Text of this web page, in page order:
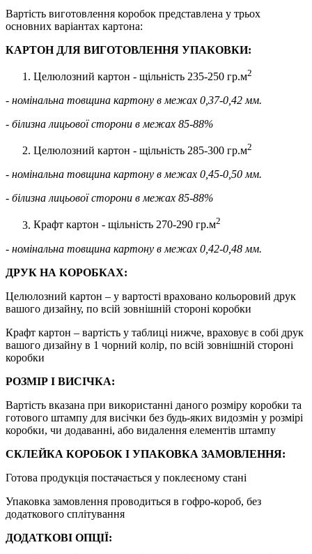
Вартість виготовлення коробок представлена у трьох
основних варіантах картона:
КАРТОН ДЛЯ ВИГОТОВЛЕННЯ УПАКОВКИ:
Целюлозний картон - щільність 235-250 гр.м2
- номінальна товщина картону в межах 0,37-0,42 мм.
- білизна лицьової сторони в межах 85-88%
Целюлозний картон - щільність 285-300 гр.м2
- номінальна товщина картону в межах 0,45-0,50 мм.
- білизна лицьової сторони в межах 85-88%
Крафт картон - щільність 270-290 гр.м2
- номінальна товщина картону в межах 0,42-0,48 мм.
ДРУК НА КОРОБКАХ:
Целюлозний картон – у вартості враховано кольоровий друк
вашого дизайну, по всій зовнішній стороні коробки
Крафт картон – вартість у таблиці нижче, враховує в собі друк
вашого дизайну в 1 чорний колір, по всій зовнішній стороні
коробки
РОЗМІР І ВИСІЧКА:
Вартість вказана при використанні даного розміру коробки та
готового штампу для висічки без будь-яких видозмін у розмірі
коробки, чи додаванні, або видалення елементів штампу
СКЛЕЙКА КОРОБОК І УПАКОВКА ЗАМОВЛЕННЯ:
Готова продукція постачається у поклеєному стані
Упаковка замовлення проводиться в гофро-короб, без
додаткового сплітування
ДОДАТКОВІ ОПЦІЇ: